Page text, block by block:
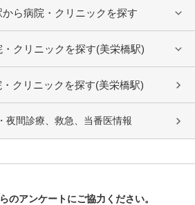
ら病院・クリニックを探す
クリニックを探す(美栄橋駅)
クリニックを探す(美栄橋駅)
夜間診療、救急、当番医情報
なび
のアンケートにご協力ください。